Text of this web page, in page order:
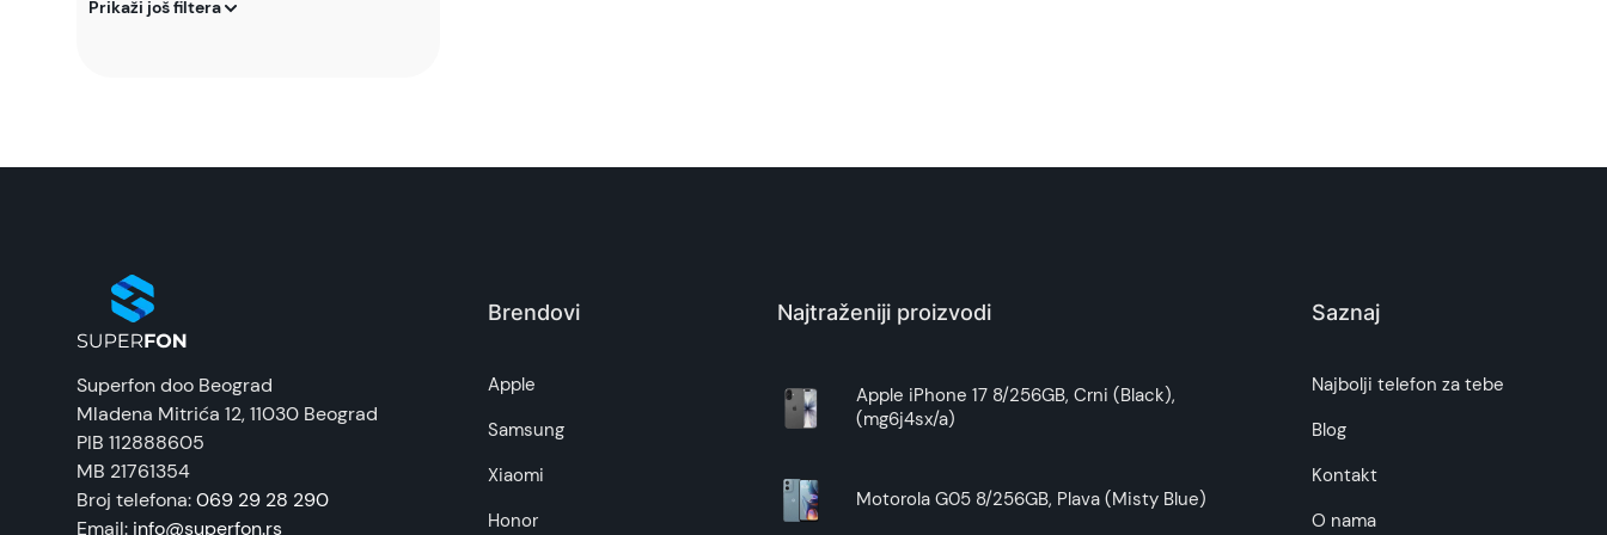
Prikaži još filtera
Superfon doo Beograd
Mladena Mitrića 12, 11030 Beograd
PIB 112888605
MB 21761354
Broj telefona:069 29 28 290
Email: info@superfon.rs
Brendovi
Apple
Samsung
Xiaomi
Honor
Najtraženiji proizvodi
Apple iPhone 17 8/256GB, Crni (Black),
(mg6j4sx/a)
Motorola G05 8/256GB, Plava (Misty Blue)
Saznaj
Najbolji telefon za tebe
Blog
Kontakt
O nama